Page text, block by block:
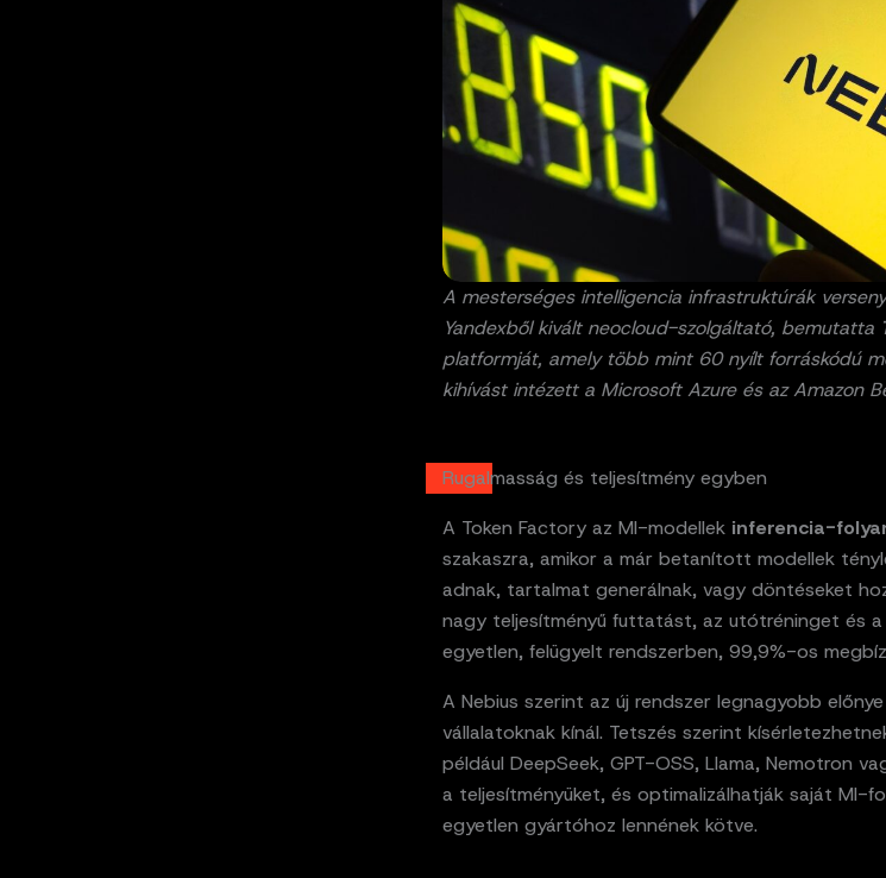
A mesterséges intelligencia infrastruktúrák
Yandexből kivált neocloud-szolgáltató, bemutatta
platformját, amely több mint 60 nyílt forráskódú
kihívást intézett a Microsoft Azure és az Amazon
Rugalmasság és teljesítmény egyben
A Token Factory az MI-modellek inferencia-
szakaszra, amikor a már betanított modellek
adnak, tartalmat generálnak, vagy döntéseket
nagy teljesítményű futtatást, az utótréninget és
egyetlen, felügyelt rendszerben, 99,9%-os
A Nebius szerint az új rendszer legnagyobb
vállalatoknak kínál. Tetszés szerint
például DeepSeek, GPT-OSS, Llama, Nemotron
a teljesítményüket, és optimalizálhatják saját MI-
egyetlen gyártóhoz lennének kötve.